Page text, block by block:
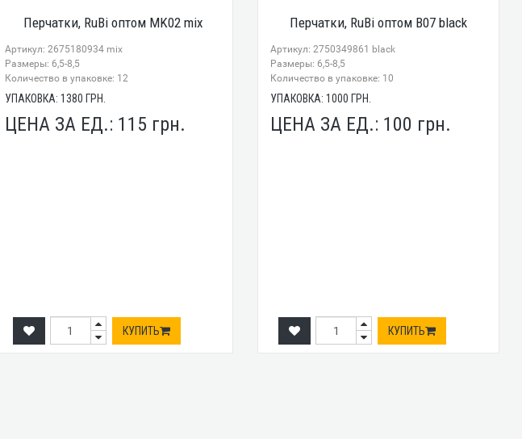
Перчатки, RuBi оптом MK02 mix
Артикул: 2675180934 mix
Размеры: 6,5-8,5
Количество в упаковке: 12
УПАКОВКА: 1380 ГРН.
ЦЕНА ЗА ЕД.: 115 грн.
КУПИТЬ
Перчатки, RuBi оптом B07 black
Артикул: 2750349861 black
Размеры: 6,5-8,5
Количество в упаковке: 10
УПАКОВКА:1000 ГРН.
ЦЕНА ЗА ЕД.: 100 грн.
КУПИТЬ